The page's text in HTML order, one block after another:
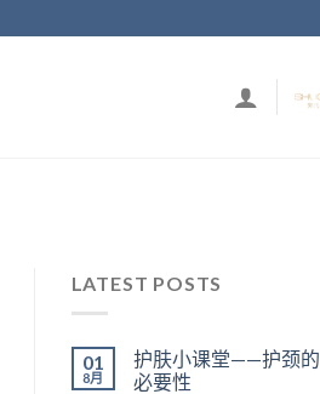
LATEST POSTS
01
8月
护肤小课堂——护颈的
必要性